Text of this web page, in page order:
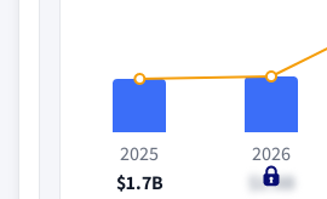
2025
$1.7B
2026
$1.8B